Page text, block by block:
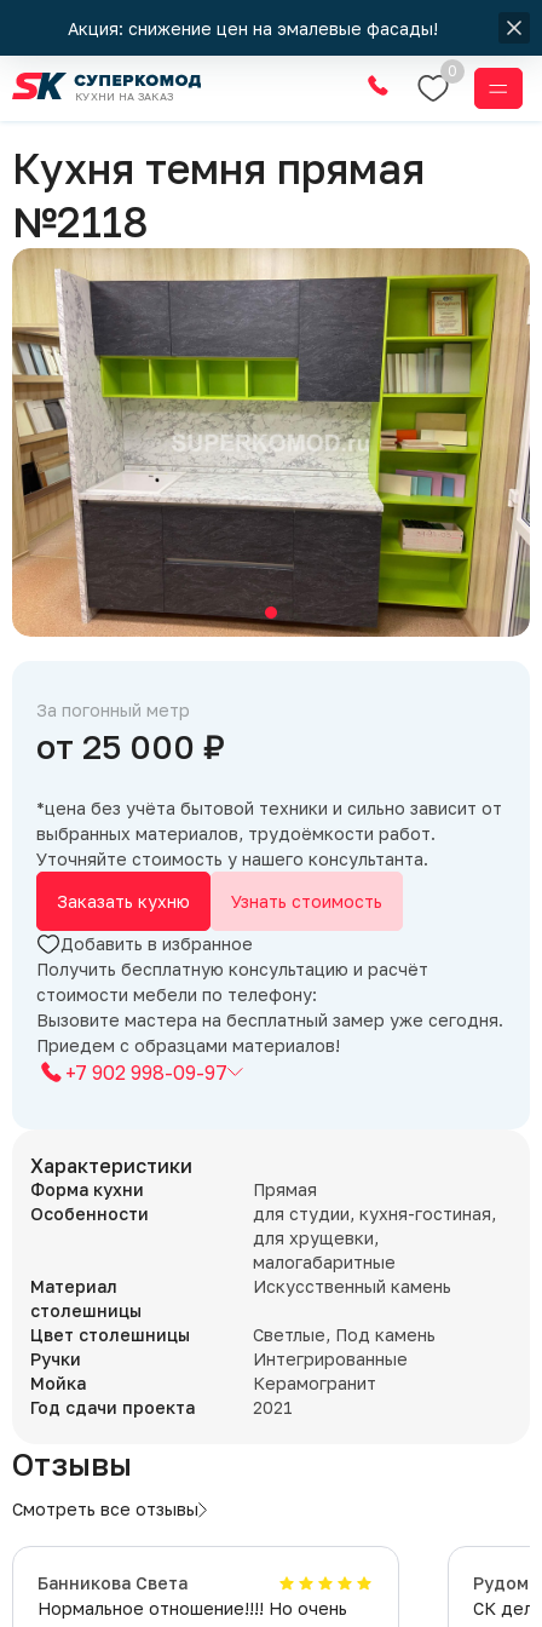
Акция: снижение цен на эмалевые фасады!
КУХНИ НА ЗАКАЗ
0
Кухни
Кухня темня прямая
№2118
За погонный метр
от 25 000 ₽
*цена без учёта бытовой техники и сильно зависит от
выбранных материалов, трудоёмкости работ.
Уточняйте стоимость у нашего консультанта.
Заказать кухню Узнать стоимость
Добавить в избранное
Получить бесплатную консультацию и расчёт
стоимости мебели по телефону:
Вызовите мастера на бесплатный замер уже сегодня.
Приедем с образцами материалов!
+7 902 998-09-97
Характеристики
Форма кухни
Прямая
Особенности
для студии, кухня-гостиная,
для хрущевки,
малогабаритные
Материал
столешницы
Искусственный камень
Цвет столешницы
Светлые, Под камень
Ручки
Интегрированные
Мойка
Керамогранит
Год сдачи проекта
2021
Отзывы
Смотреть все отзывы
Банникова Света
Нормальное отношение!!!! Но очень
СК